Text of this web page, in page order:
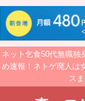
ネット乞食50代無職独
め速報！ネトゲ廃人は
ス